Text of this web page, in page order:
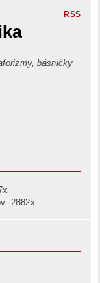
RSS
básničky
2882x